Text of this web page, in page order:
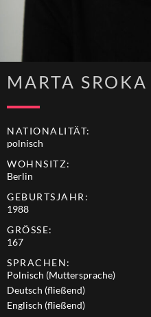
MARTA SROKA
NATIONALITÄT:
polnisch
WOHNSITZ:
Berlin
GEBURTSJAHR:
1988
GRÖSSE:
167
SPRACHEN:
Polnisch (Muttersprache)
Deutsch (fließend)
Englisch (fließend)